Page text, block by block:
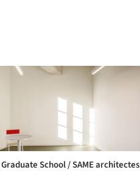
School / SAME architectes